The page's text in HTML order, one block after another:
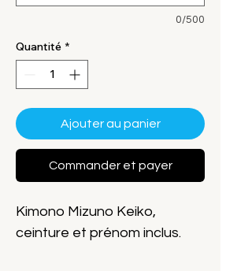
0/500
Quantité *
Ajouter au panier
Commander et payer
Kimono Mizuno Keiko,
ceinture et prénom inclus.